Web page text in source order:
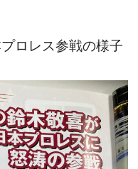
ロレス参戦の様子